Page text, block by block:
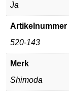
Ja
Artikelnummer
520-143
Merk
Shimoda